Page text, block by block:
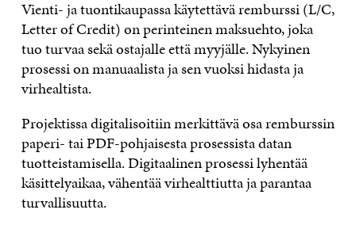
Vienti- ja tuontikaupassa käytettävä remburssi (L/C,
Letter of Credit) on perinteinen maksuehto, joka
tuo turvaa sekä ostajalle että myyjälle. Nykyinen
prosessi on manuaalista ja sen vuoksi hidasta ja
virhealtista.
Projektissa digitalisoitiin merkittävä osa remburssin
paperi- tai PDF-pohjaisesta prosessista datan
tuotteistamisella. Digitaalinen prosessi lyhentää
käsittelyaikaa, vähentää virhealttiutta ja parantaa
turvallisuutta.